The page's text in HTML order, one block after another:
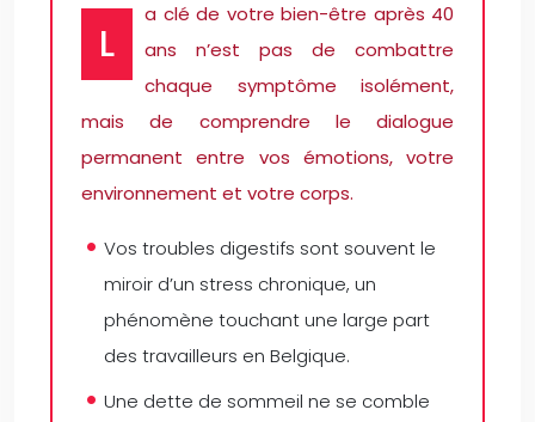
L
a clé de votre bien-être après 40
ans n’est pas de combattre
chaque symptôme isolément,
mais de comprendre le dialogue
permanent entre vos émotions, votre
environnement et votre corps.
Vos troubles digestifs sont souvent le
miroir d’un stress chronique, un
phénomène touchant une large part
des travailleurs en Belgique.
Une dette de sommeil ne se comble